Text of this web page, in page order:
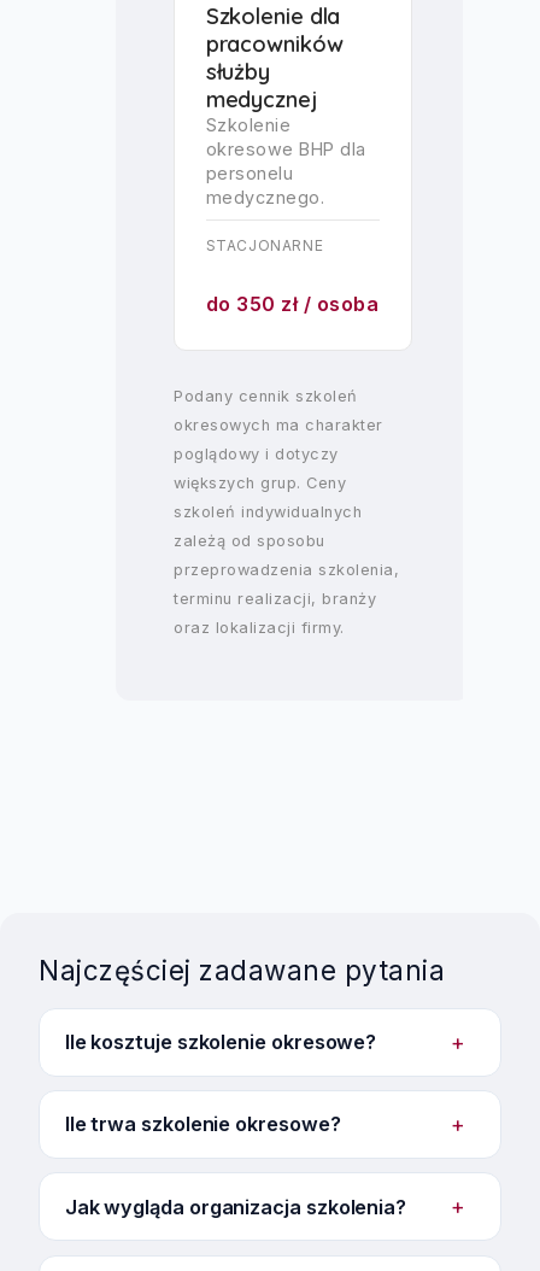
Szkolenie dla
pracowników
służby
medycznej
Szkolenie
okresowe BHP dla
personelu
medycznego.
STACJONARNE
do 350 zł / osoba
Podany cennik szkoleń
okresowych ma charakter
poglądowy i dotyczy
większych grup. Ceny
szkoleń indywidualnych
zależą od sposobu
przeprowadzenia szkolenia,
terminu realizacji, branży
oraz lokalizacji firmy.
Najczęściej zadawane pytania
Ile kosztuje szkolenie okresowe? +
Ile trwa szkolenie okresowe? +
Jak wygląda organizacja szkolenia? +